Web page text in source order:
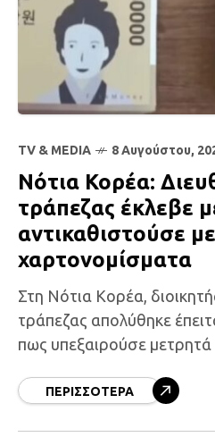
TV & MEDIA 8 Αυγούστου,
Νότια Κορέα:
τράπεζας έκλεβε
αντικαθιστούσε
χαρτονομίσματα
Στη Νότια Κορέα,
τράπεζας απολύθηκε
πως υπεξαιρούσε
διευθυντής χρησιμοποίησε
ΠΕΡΙΣΣΌΤΕΡΑ